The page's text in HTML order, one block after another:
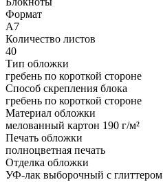
Формат
А7
Количество листов
40
Тип обложки
гребень по короткой стороне
Способ скрепления блока
гребень по короткой стороне
Материал обложки
мелованный картон 190 г/м²
Печать обложки
полноцветная печать
Отделка обложки
УФ-лак выборочный с глиттером